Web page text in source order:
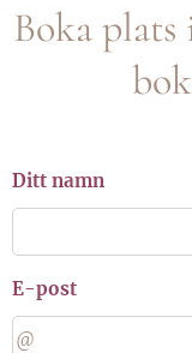
Boka
Ditt namn
E-post